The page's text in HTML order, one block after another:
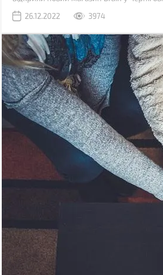
готова допомогти вам підібрати
26.12.2022 3974